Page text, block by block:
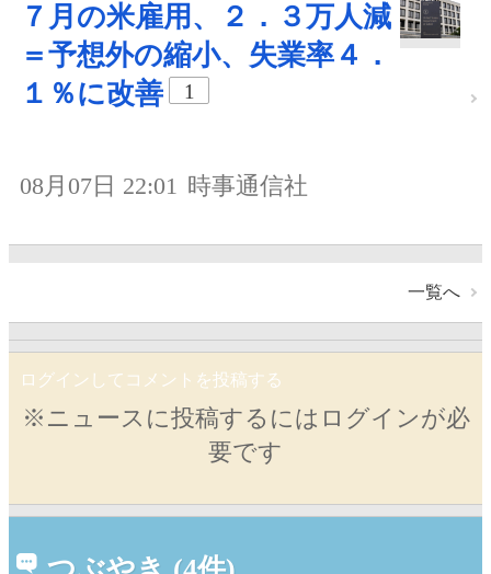
７月の米雇用、２．３万人減
＝予想外の縮小、失業率４．
１％に改善
1
08月07日 22:01 時事通信社
一覧へ
ログインしてコメントを投稿する
※ニュースに投稿するにはログインが必
要です